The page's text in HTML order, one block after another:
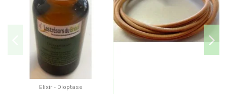
Elixir - Dioptase